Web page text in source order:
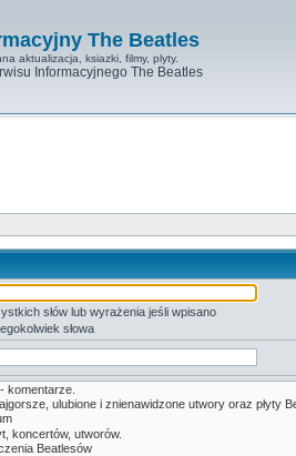
The Beatles
aktualizacja, ksiazki, filmy, plyty.
Informacyjnego The Beatles
słów lub wyrażenia jeśli wpisano
słowa